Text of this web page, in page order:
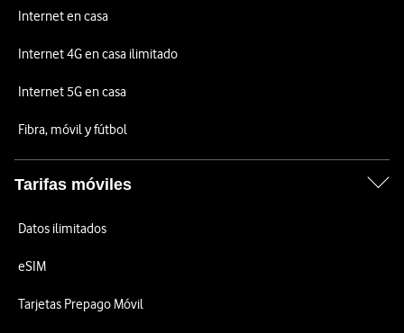
Internet en casa
Internet 4G en casa ilimitado
Internet 5G en casa
Fibra, móvil y fútbol
Tarifas móviles
Datos ilimitados
eSIM
Tarjetas Prepago Móvil